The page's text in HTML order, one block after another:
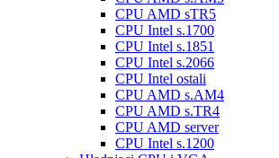
CPU AMD sTR5
CPU Intel s.1700
CPU Intel s.1851
CPU Intel s.2066
CPU Intel ostali
CPU AMD s.AM4
CPU AMD s.TR4
CPU AMD server
CPU Intel s.1200